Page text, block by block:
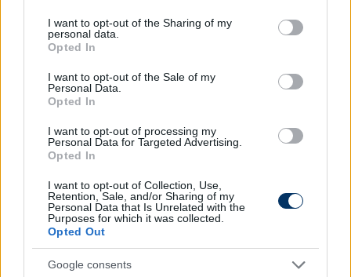
not limited to your visit or usage behaviour. You may click to
grant or deny consent to Google and its third-party tags to
use your data for below specified purposes in below Google
consent section.
I want to opt-out of the Sharing of my
personal data.
Opted In
I want to opt-out of the Sale of my
Personal Data.
Opted In
I want to opt-out of processing my
Personal Data for Targeted Advertising.
Opted In
I want to opt-out of Collection, Use,
Retention, Sale, and/or Sharing of my
Personal Data that Is Unrelated with the
Purposes for which it was collected.
Opted Out
Google consents
Olvastad már?
Az Újpest elnöke: "Ferencváros? Mi
ugyanezt meg tudjuk csinálni okosan
és gyorsan"- Csoboth, az átigazolások